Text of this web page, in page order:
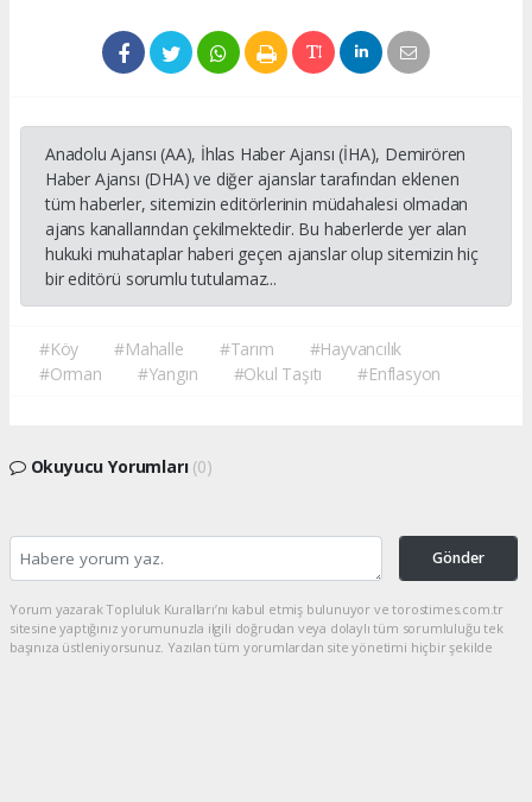
Anadolu Ajansı (AA), İhlas Haber Ajansı (İHA), Demirören
Haber Ajansı (DHA) ve diğer ajanslar tarafından eklenen
tüm haberler, sitemizin editörlerinin müdahalesi olmadan
ajans kanallarından çekilmektedir. Bu haberlerde yer alan
hukuki muhataplar haberi geçen ajanslar olup sitemizin hiç
bir editörü sorumlu tutulamaz...
#Köy #Mahalle #Tarım
#Hayvancılık
#Orman
#Yangın #Okul Taşıtı #Enflasyon
Okuyucu Yorumları (0)
Gönder
Yorum yazarak Topluluk Kuralları’nı kabul etmiş bulunuyor ve torostimes.com.tr
sitesine yaptığınız yorumunuzla ilgili doğrudan veya dolaylı tüm sorumluluğu tek
başınıza üstleniyorsunuz. Yazılan tüm yorumlardan site yönetimi hiçbir şekilde